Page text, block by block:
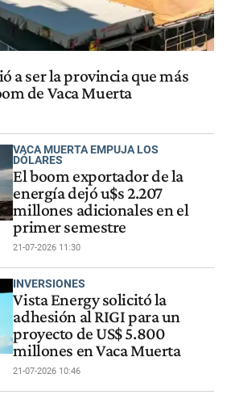
a ser la provincia que más
de Vaca Muerta
VACA MUERTA EMPUJA LOS
DÓLARES
El boom exportador de la
energía dejó u$s 2.207
millones adicionales en el
primer semestre
21-07-2026 11:30
INVERSIONES
Vista Energy solicitó la
adhesión al RIGI para un
proyecto de US$ 5.800
millones en Vaca Muerta
21-07-2026 10:46